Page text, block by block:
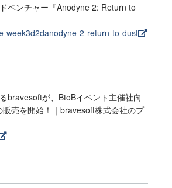
ベンチャー『Anodyne 2: Return to
week3d2danodyne-2-return-to-dust
bravesoftが、BtoBイベント主催社向
売を開始！｜bravesoft株式会社のプ